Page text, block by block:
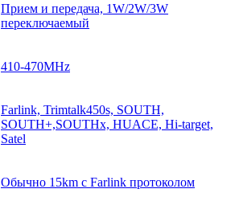
Прием и передача, 1W/2W/3W
переключаемый
410-470MHz
Farlink, Trimtalk450s, SOUTH,
SOUTH+,SOUTHx, HUACE, Hi-target,
Satel
Обычно 15km с Farlink протоколом